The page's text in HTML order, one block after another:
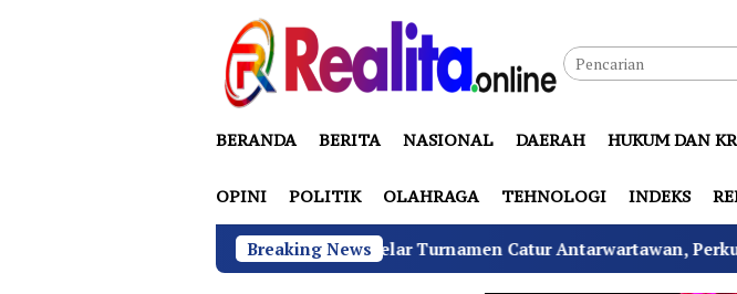
BERANDA BERITA NASIONAL DAERAH HUKUM DAN
OPINI POLITIK OLAHRAGA TEHNOLOGI INDEKS
Breaking News
Jaya Labuhanbatu Gelar Turnamen Catur Antarwartawan, Perkuat Silaturahmi dan